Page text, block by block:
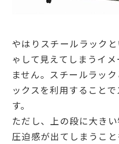
やはりスチールラック
ゃして見えてしまうイ
ません。スチールラッ
ックスを利用すること
す。
ただし、上の段に大き
圧迫感が出てしまうこ